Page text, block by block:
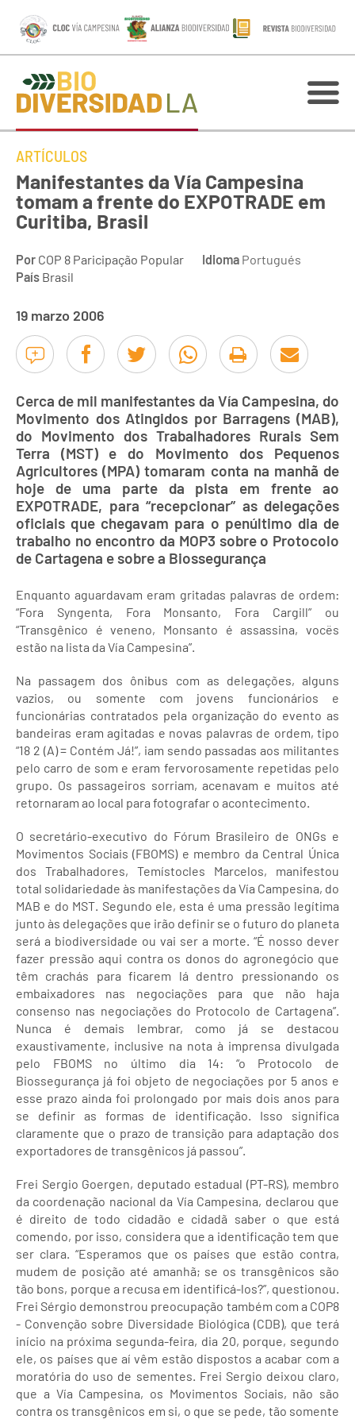
ARTÍCULOS
Manifestantes da Vía Campesina
tomam a frente do EXPOTRADE em
Curitiba, Brasil
Por COP 8 Paricipação Popular Idioma Portugués
País Brasil
19 marzo 2006
Cerca de mil manifestantes da Vía Campesina, do
Movimento dos Atingidos por Barragens (MAB),
do Movimento dos Trabalhadores Rurais Sem
Terra (MST) e do Movimento dos Pequenos
Agricultores (MPA) tomaram conta na manhã de
hoje de uma parte da pista em frente ao
EXPOTRADE, para “recepcionar” as delegações
oficiais que chegavam para o penúltimo dia de
trabalho no encontro da MOP3 sobre o Protocolo
de Cartagena e sobre a Biossegurança
Enquanto aguardavam eram gritadas palavras de ordem:
“Fora Syngenta, Fora Monsanto, Fora Cargill” ou
“Transgênico é veneno, Monsanto é assassina, vocës
estão na lista da Vía Campesina”.
Na passagem dos ônibus com as delegações, alguns
vazios, ou somente com jovens funcionários e
funcionárias contratados pela organização do evento as
bandeiras eram agitadas e novas palavras de ordem, tipo
“18 2 (A) = Contém Já!”, iam sendo passadas aos militantes
pelo carro de som e eram fervorosamente repetidas pelo
grupo. Os passageiros sorriam, acenavam e muitos até
retornaram ao local para fotografar o acontecimento.
O secretário-executivo do Fórum Brasileiro de ONGs e
Movimentos Sociais (FBOMS) e membro da Central Única
dos Trabalhadores, Temístocles Marcelos, manifestou
total solidariedade às manifestações da Vía Campesina, do
MAB e do MST. Segundo ele, esta é uma pressão legítima
junto às delegações que irão definir se o futuro do planeta
será a biodiversidade ou vai ser a morte. “É nosso dever
fazer pressão aqui contra os donos do agronegócio que
têm crachás para ficarem lá dentro pressionando os
embaixadores nas negociações para que não haja
consenso nas negociações do Protocolo de Cartagena”.
Nunca é demais lembrar, como já se destacou
exaustivamente, inclusive na nota à imprensa divulgada
pelo FBOMS no último dia 14: “o Protocolo de
Biossegurança já foi objeto de negociações por 5 anos e
esse prazo ainda foi prolongado por mais dois anos para
se definir as formas de identificação. Isso significa
claramente que o prazo de transição para adaptação dos
exportadores de transgênicos já passou”.
Frei Sergio Goergen, deputado estadual (PT-RS), membro
da coordenação nacional da Vía Campesina, declarou que
é direito de todo cidadão e cidadã saber o que está
comendo, por isso, considera que a identificação tem que
ser clara. “Esperamos que os países que estão contra,
mudem de posição até amanhã; se os transgênicos são
tão bons, porque a recusa em identificá-los?”, questionou.
Frei Sérgio demonstrou preocupação também com a COP8
- Convenção sobre Diversidade Biológica (CDB), que terá
início na próxima segunda-feira, dia 20, porque, segundo
ele, os países que aí vêm estão dispostos a acabar com a
moratória do uso de sementes. Frei Sergio deixou claro,
que a Vía Campesina, os Movimentos Sociais, não são
contra os transgênicos em si, o que se pede, tão somente